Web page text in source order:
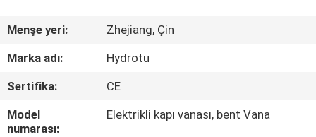
FABRIKA
TURU
KALITE
KONTROL
Menşe yeri:
Zhejiang, Çin
Marka adı:
Hydrotu
Sertifika:
CE
Model
numarası:
Elektrikli kapı vanası, bent Vana